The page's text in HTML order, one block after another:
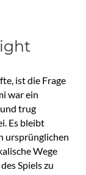
ist die Frage
war ein
trug
Es bleibt
ursprünglichen
Wege
Spiels zu